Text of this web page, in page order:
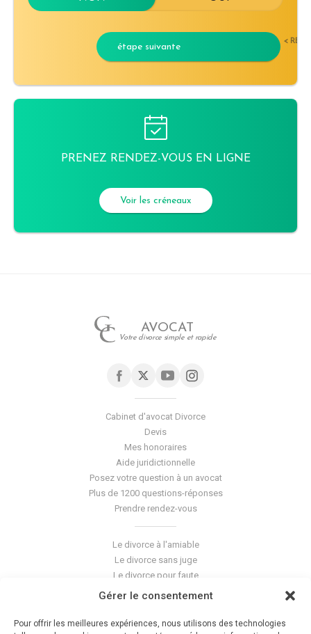
Gérer le consentement
Pour offrir les meilleures expériences, nous utilisons des technologies
étape suivante <
PRENEZ RENDEZ-VOUS EN LIGNE
Voir les créneaux
AVOCAT
Votre divorce simple et rapide
Cabinet d'avocat Divorce
Devis
Mes honoraires
Aide juridictionnelle
Posez votre question à un avocat
Plus de 1200 questions-réponses
Prendre rendez-vous
Le divorce à l'amiable
Le divorce sans juge
Le divorce pour faute
Le divorce accepté
La séparation de corps